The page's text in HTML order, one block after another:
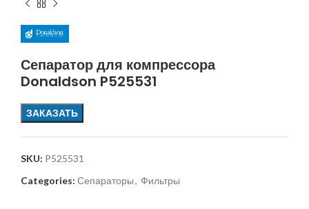
Сепаратор для компрессора
Donaldson P525531
ЗАКАЗАТЬ
SKU: P525531
Categories: Сепараторы, Фильтры